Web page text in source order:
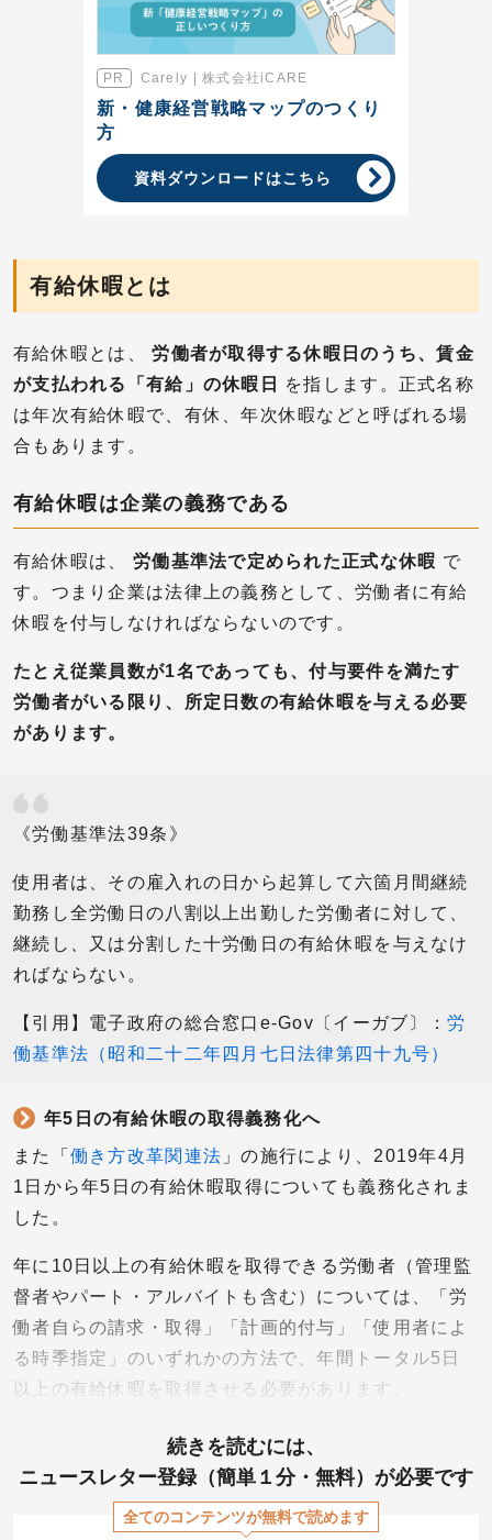
Carely | 株式会社iCARE
新・健康経営戦略マップのつくり
方
資料ダウンロードはこちら
有給休暇とは
有給休暇とは、労働者が取得する休暇日のうち、賃金
が支払われる「有給」の休暇日
を指します。正式名称
は年次有給休暇で、有休、年次休暇などと呼ばれる場
合もあります。
有給休暇は企業の義務である
有給休暇は、 労働基準法で定められた正式な休暇 で
す。つまり企業は法律上の義務として、労働者に有給
休暇を付与しなければならないのです。
たとえ従業員数が1名であっても、付与要件を満たす
労働者がいる限り、所定日数の有給休暇を与える必要
があります。
《労働基準法39条》
使用者は、その雇入れの日から起算して六箇月間継続
勤務し全労働日の八割以上出勤した労働者に対して、
継続し、又は分割した十労働日の有給休暇を与えなけ
ればならない。
【引用】電子政府の総合窓口e-Gov〔イーガブ〕： 労
働基準法（昭和二十二年四月七日法律第四十九号）
年5日の有給休暇の取得義務化へ
また「 働き方改革関連法 」の施行により、2019年4月
1日から年5日の有給休暇取得についても義務化されま
した。
年に10日以上の有給休暇を取得できる労働者（管理監
督者やパート・アルバイトも含む）については、「労
働者自らの請求・取得」「計画的付与」「使用者によ
る時季指定」のいずれかの方法で、年間トータル5日
以上の有給休暇を取得させる必要があります。
続きを読むには、
ニュースレター登録（簡単１分・無料）が必要です
全てのコンテンツが無料で読めます